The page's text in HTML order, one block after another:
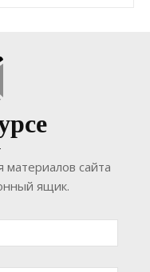
сайта
ящик.